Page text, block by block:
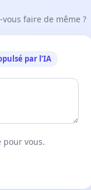
faire de même ?
par l’IA
pour vous.